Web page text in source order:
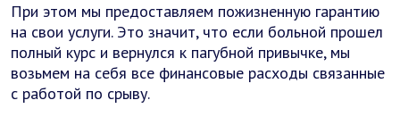
При этом мы предоставляем пожизненную гарантию
на свои услуги. Это значит, что если больной прошел
полный курс и вернулся к пагубной привычке, мы
возьмем на себя все финансовые расходы связанные
с работой по срыву.